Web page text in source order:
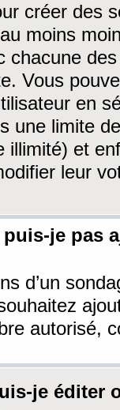
créer des
moins
chacune
Vous
en
une limite
illimité) et
leur
je pas
d’un
autorisé,
je éditer